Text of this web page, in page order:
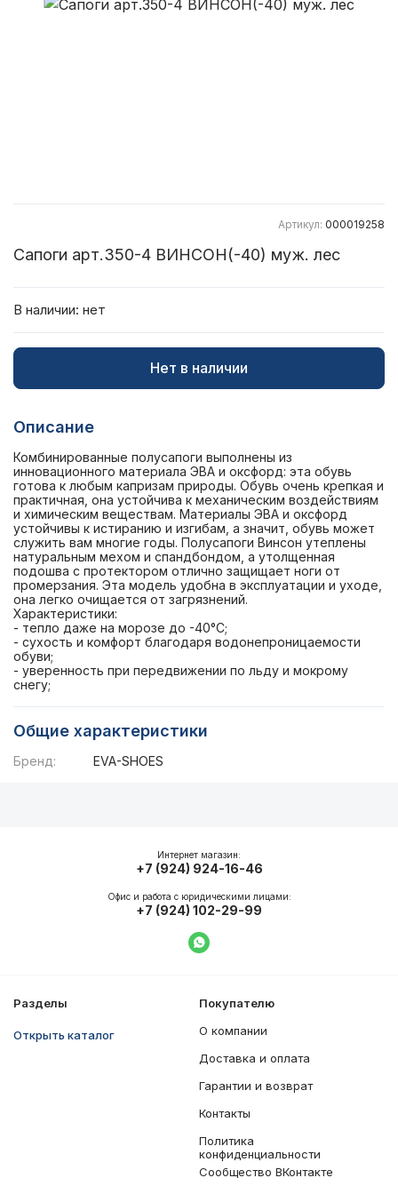
Артикул: 000019258
Сапоги арт.350-4 ВИНСОН(-40) муж. лес
В наличии: нет
Нет в наличии
Описание
Комбинированные полусапоги выполнены из
инновационного материала ЭВА и оксфорд: эта обувь
готова к любым капризам природы. Обувь очень крепкая и
практичная, она устойчива к механическим воздействиям
и химическим веществам. Материалы ЭВА и оксфорд
устойчивы к истиранию и изгибам, а значит, обувь может
служить вам многие годы. Полусапоги Винсон утеплены
натуральным мехом и спандбондом, а утолщенная
подошва с протектором отлично защищает ноги от
промерзания. Эта модель удобна в эксплуатации и уходе,
она легко очищается от загрязнений.
Характеристики:
- тепло даже на морозе до -40°С;
- сухость и комфорт благодаря водонепроницаемости
обуви;
- уверенность при передвижении по льду и мокрому
снегу;
Общие характеристики
Бренд: EVA-SHOES
Разделы
Открыть каталог
Покупателю
О компании
Доставка и оплата
Гарантии и возврат
Контакты
Политика
конфиденциальности
Сообщество ВКонтакте
Интернет магазин:
+7 (924) 924-16-46
Офис и работа с юридическими лицами:
+7 (924) 102-29-99
Написать в WhatsApp